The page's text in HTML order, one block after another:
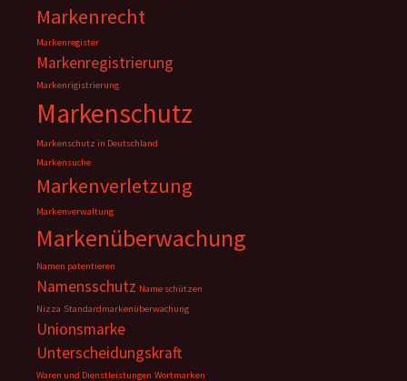
Markenrecht
Markenregister
Markenregistrierung
Markenrigistrierung
Markenschutz
Markenschutz in Deutschland
Markensuche
Markenverletzung
Markenverwaltung
Markenüberwachung
Namen patentieren
Namensschutz Name schützen
Nizza Standardmarkenüberwachung
Unionsmarke
Unterscheidungskraft
Waren und Dienstleistungen Wortmarken